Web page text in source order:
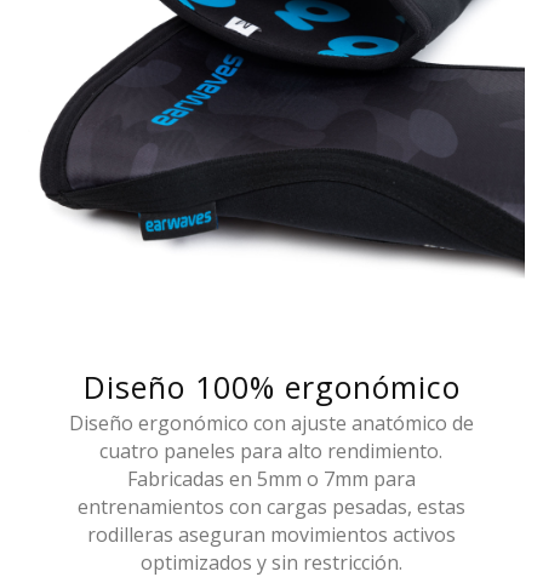
Diseño 100% ergonómico
Diseño ergonómico con ajuste anatómico de
cuatro paneles para alto rendimiento.
Fabricadas en 5mm o 7mm para
entrenamientos con cargas pesadas, estas
rodilleras aseguran movimientos activos
optimizados y sin restricción.